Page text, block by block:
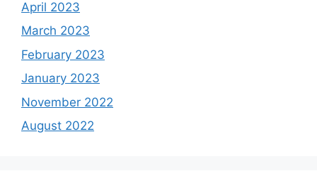
April 2023
March 2023
February 2023
January 2023
November 2022
August 2022